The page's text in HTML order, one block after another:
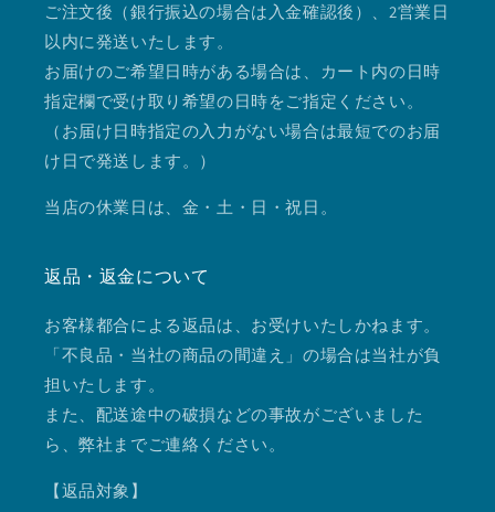
ご注文後（銀行振込の場合は入金確認後）、2営業日
以内に発送いたします。
お届けのご希望日時がある場合は、カート内の日時
指定欄で受け取り希望の日時をご指定ください。
（お届け日時指定の入力がない場合は最短でのお届
け日で発送します。）
当店の休業日は、金・土・日・祝日。
返品・返金について
お客様都合による返品は、お受けいたしかねます。
「不良品・当社の商品の間違え」の場合は当社が負
担いたします。
また、配送途中の破損などの事故がございました
ら、弊社までご連絡ください。
【返品対象】